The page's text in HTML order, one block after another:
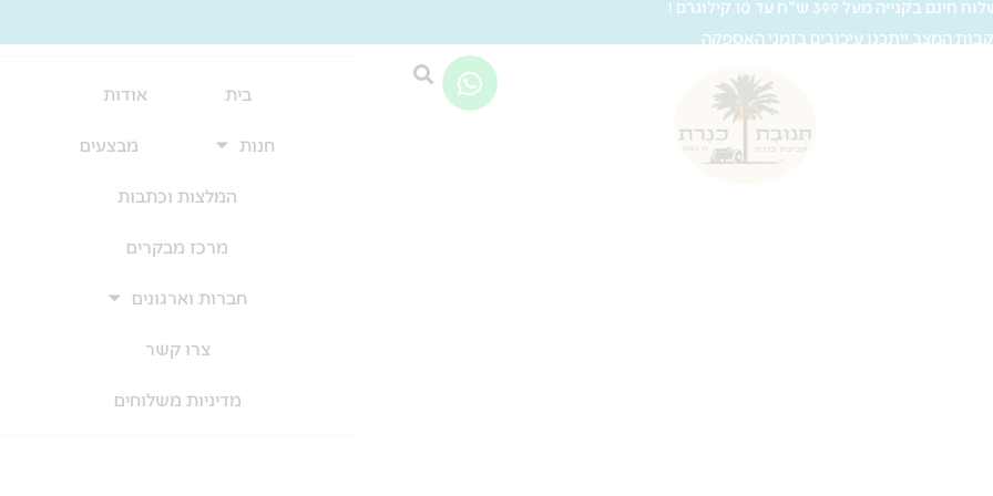
חינם בקנייה מעל 399 ש"ח עד 10 קילוגרם !
המצב ייתכנו עיכובים בזמני האספקה
W
h
בית אודות
חנות מבצעים
המלצות וכתבות
מרכז מבקרים
חברות וארגונים
צרו קשר
מדיניות משלוחים